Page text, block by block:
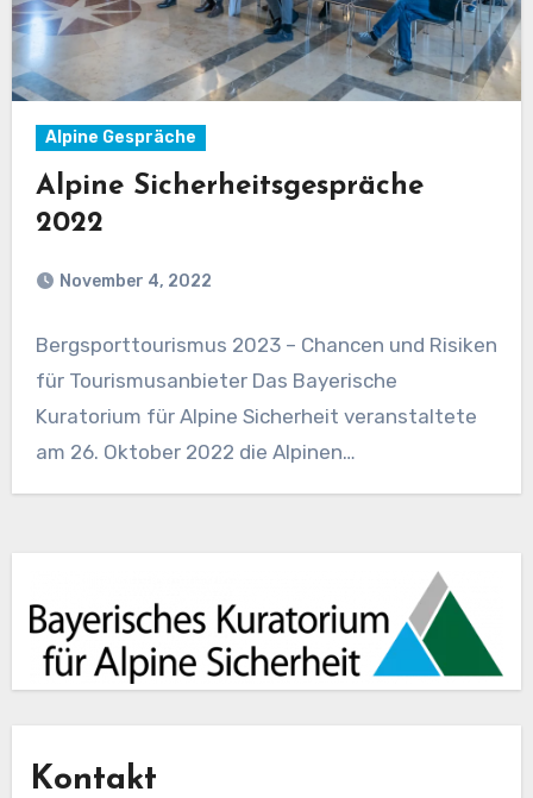
Alpine Gespräche
Alpine Sicherheitsgespräche
2022
November 4, 2022
Bergsporttourismus 2023 – Chancen und Risiken
für Tourismusanbieter Das Bayerische
Kuratorium für Alpine Sicherheit veranstaltete
am 26. Oktober 2022 die Alpinen
Sicherheitsgespräche…
Kontakt